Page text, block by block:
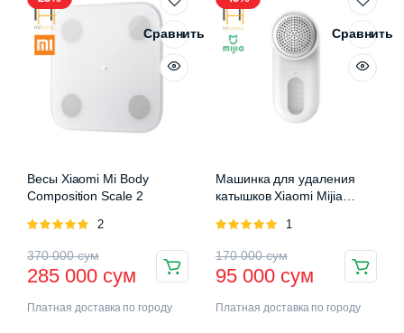
Сравнить
Весы Xiaomi Mi Body
Composition Scale 2
Оценка
2
370 000сум
285 000 сум
Платная доставка по городу
Сравнить
Машинка для удаления
катышков Xiaomi Mijia
Оценка
1
170 000сум
95 000 сум
Платная доставка по городу